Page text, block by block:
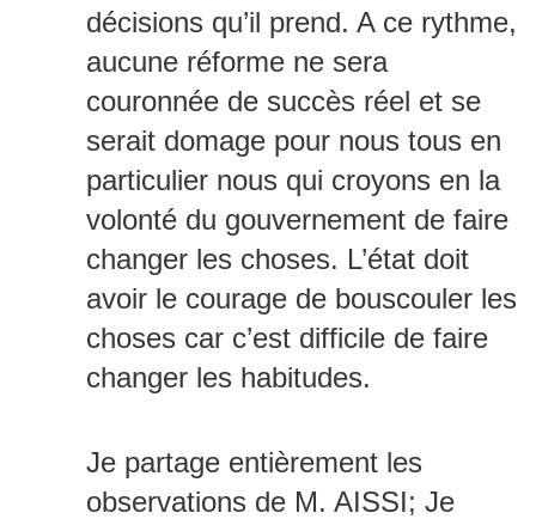
décisions qu’il prend. A ce rythme,
aucune réforme ne sera
couronnée de succès réel et se
serait domage pour nous tous en
particulier nous qui croyons en la
volonté du gouvernement de faire
changer les choses. L’état doit
avoir le courage de bouscouler les
choses car c’est difficile de faire
changer les habitudes.
Je partage entièrement les
observations de M. AISSI; Je